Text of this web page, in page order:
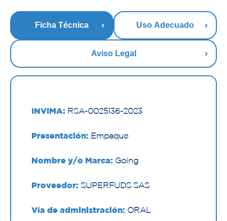
Ficha Técnica Uso Adecuado
Aviso Legal
INVIMA: RSA-0025136-2023
Presentación: Empaque
Nombre y/o Marca: Going
Proveedor: SUPERFUDS SAS
Vía de administración: ORAL